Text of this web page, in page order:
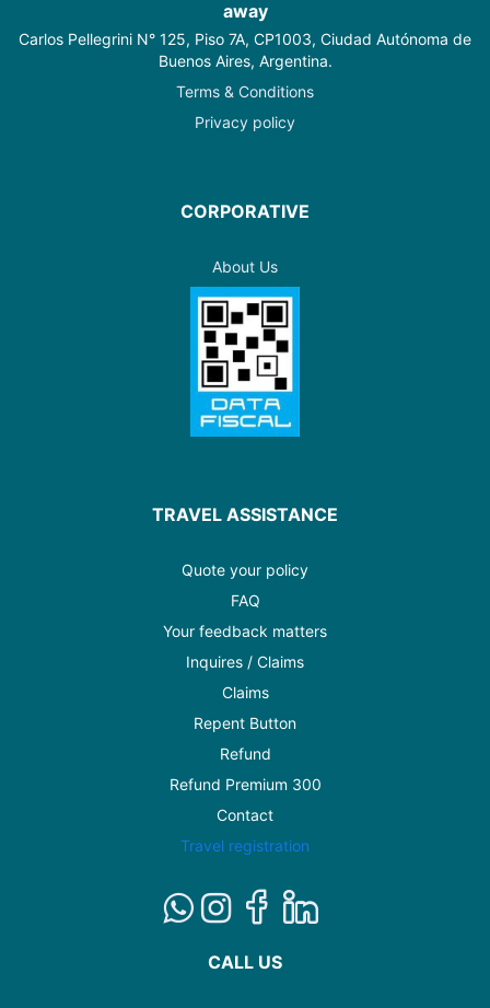
away
Carlos Pellegrini N° 125, Piso 7A, CP1003, Ciudad Autónoma de
Buenos Aires, Argentina.
Terms & Conditions
Privacy policy
CORPORATIVE
About Us
TRAVEL ASSISTANCE
Quote your policy
FAQ
Your feedback matters
Inquires / Claims
Claims
Repent Button
Refund
Refund Premium 300
Contact
Travel registration
CALL US